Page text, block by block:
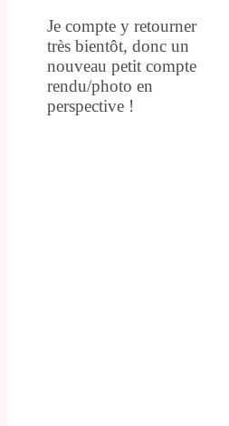
Je compte y retourner
très bientôt, donc un
nouveau petit compte
rendu/photo en
perspective !